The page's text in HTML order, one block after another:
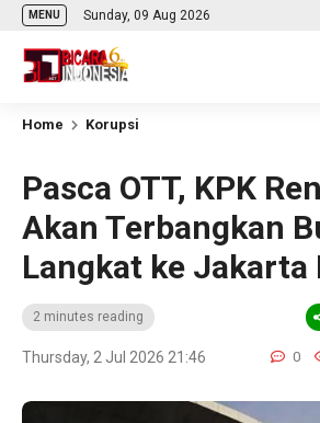
MENU Sunday, 09 Aug 2026
Home Korupsi
Pasca OTT, KPK
Akan Terbangkan
Langkat ke Jakarta
2 minutes reading
Thursday, 2 Jul 2026 21:46 0